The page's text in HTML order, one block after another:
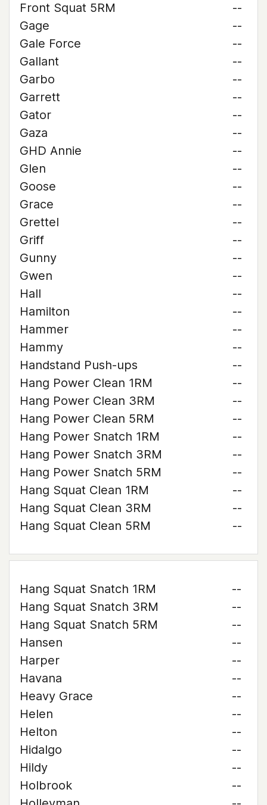
Front Squat 5RM
--
Gage
--
Gale Force
--
Gallant
--
Garbo
--
Garrett
--
Gator
--
Gaza
--
GHD Annie
--
Glen
--
Goose
--
Grace
--
Grettel
--
Griff
--
Gunny
--
Gwen
--
Hall
--
Hamilton
--
Hammer
--
Hammy
--
Handstand Push-ups
--
Hang Power Clean 1RM
--
Hang Power Clean 3RM
--
Hang Power Clean 5RM
--
Hang Power Snatch 1RM
--
Hang Power Snatch 3RM
--
Hang Power Snatch 5RM
--
Hang Squat Clean 1RM
--
Hang Squat Clean 3RM
--
Hang Squat Clean 5RM
--
Hang Squat Snatch 1RM
--
Hang Squat Snatch 3RM
--
Hang Squat Snatch 5RM
--
Hansen
--
Harper
--
Havana
--
Heavy Grace
--
Helen
--
Helton
--
Hidalgo
--
Hildy
--
Holbrook
--